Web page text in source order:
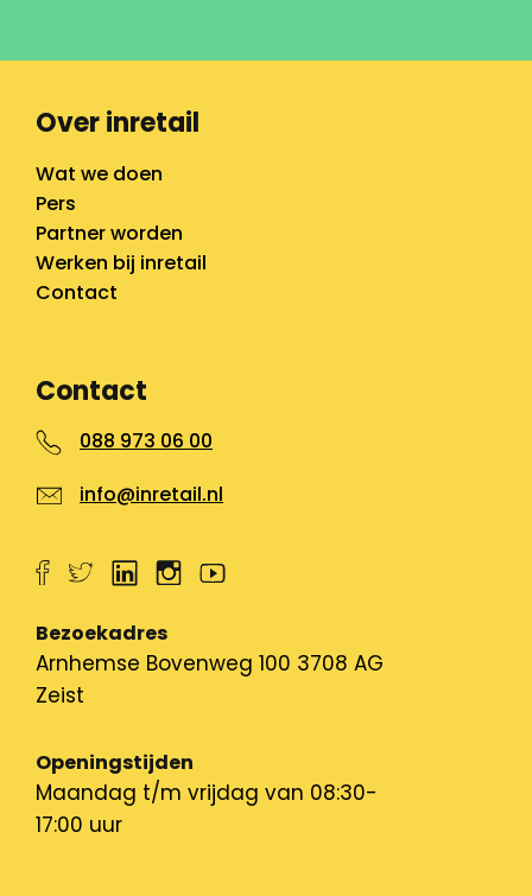
Over inretail
Wat we doen
Pers
Partner worden
Werken bij inretail
Contact
Contact
088 973 06 00
info@inretail.nl
Bezoekadres
Arnhemse Bovenweg 100 3708 AG
Zeist
Openingstijden
Maandag t/m vrijdag van 08:30-
17:00 uur